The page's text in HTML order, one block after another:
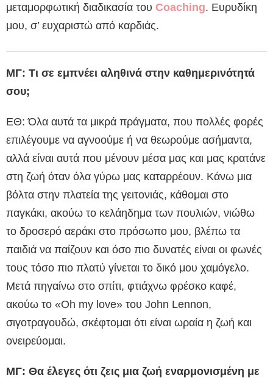
μεταμορφωτική διαδικασία του Coaching. Ευρυδίκη
μου, σ’ ευχαριστώ από καρδιάς.
ΜΓ: Τι σε εμπνέει αληθινά στην καθημερινότητά
σου;
ΕΘ: Όλα αυτά τα μικρά πράγματα, που πολλές φορές
επιλέγουμε να αγνοούμε ή να θεωρούμε ασήμαντα,
αλλά είναι αυτά που μένουν μέσα μας και μας κρατάνε
στη ζωή όταν όλα γύρω μας καταρρέουν. Κάνω μια
βόλτα στην πλατεία της γειτονιάς, κάθομαι στο
παγκάκι, ακούω το κελάηδημα των πουλιών, νιώθω
το δροσερό αεράκι στο πρόσωπο μου, βλέπω τα
παιδιά να παίζουν και όσο πιο δυνατές είναι οι φωνές
τους τόσο πιο πλατύ γίνεται το δικό μου χαμόγελο.
Μετά πηγαίνω στο σπίτι, φτιάχνω φρέσκο καφέ,
ακούω το «Oh my love» του John Lennon,
σιγοτραγουδώ, σκέφτομαι ότι είναι ωραία η ζωή και
ονειρεύομαι.
ΜΓ: Θα έλεγες ότι ζεις μια ζωή εναρμονισμένη με